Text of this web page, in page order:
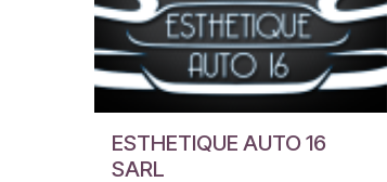
ESTHETIQUE AUTO 16
SARL